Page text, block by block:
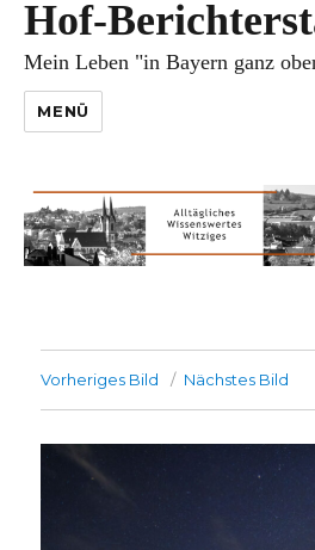
Hof-
Mein Leben "in Bayern ganz
MENÜ
Vorheriges Bild Nächstes Bild